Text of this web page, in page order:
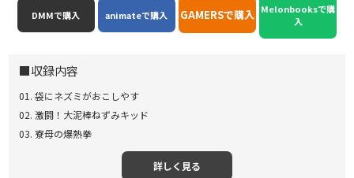
DMMで購入 animateで購入 GAMERSで購入 Melonbooksで購
入
■収録内容
01. 袋にネズミがおこしやす
02. 激闘！大泥棒ねずみキッド
03. 寮母の爆熱拳
詳しく見る